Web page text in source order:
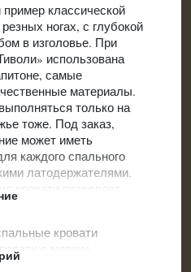
классической
ногах, с глубокой
в изголовье. При
использована
самые
материалы.
только на
тоже. Под заказ,
может иметь
каждого спального
латодержателями.
кровати позволяет
Кровать
Сроки
Корпус кровати
кровати
с мягким
изголовьем